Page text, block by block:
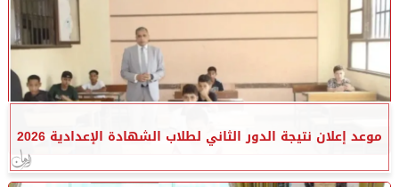
موعد إعلان نتيجة الدور الثاني لطلاب الشهادة الإعدادية 2026